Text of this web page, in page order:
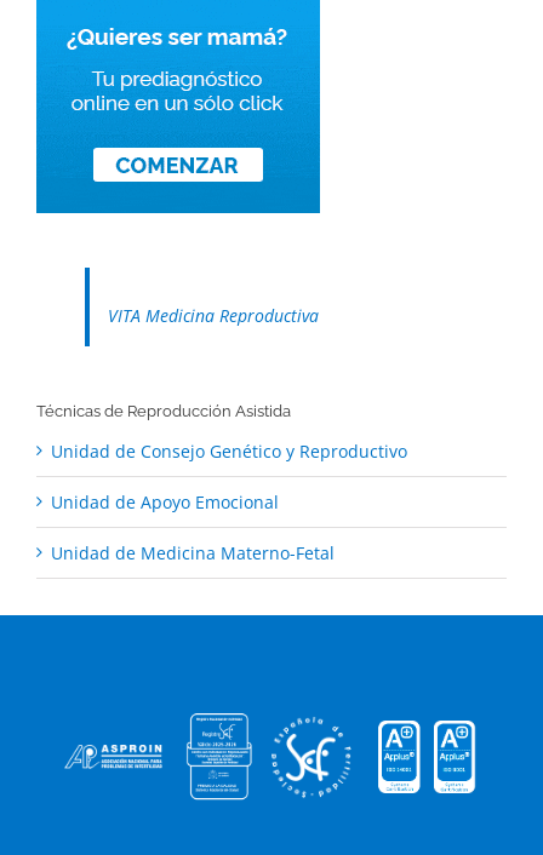
VITA Medicina Reproductiva
Técnicas de Reproducción Asistida
Unidad de Consejo Genético y Reproductivo
Unidad de Apoyo Emocional
Unidad de Medicina Materno-Fetal